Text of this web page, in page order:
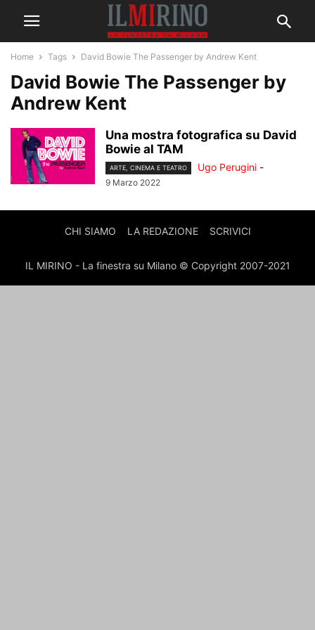
Home Tags David Bowie The Passenger by Andrew Kent
David Bowie The Passenger by
Andrew Kent
Una mostra fotografica su David
Bowie al TAM
ARTE, CINEMA E TEATRO Ugo Perugini -
9 Marzo 2022
CHI SIAMO LA REDAZIONE SCRIVICI
IL MIRINO - La finestra su Milano © Copyright 2007-2021